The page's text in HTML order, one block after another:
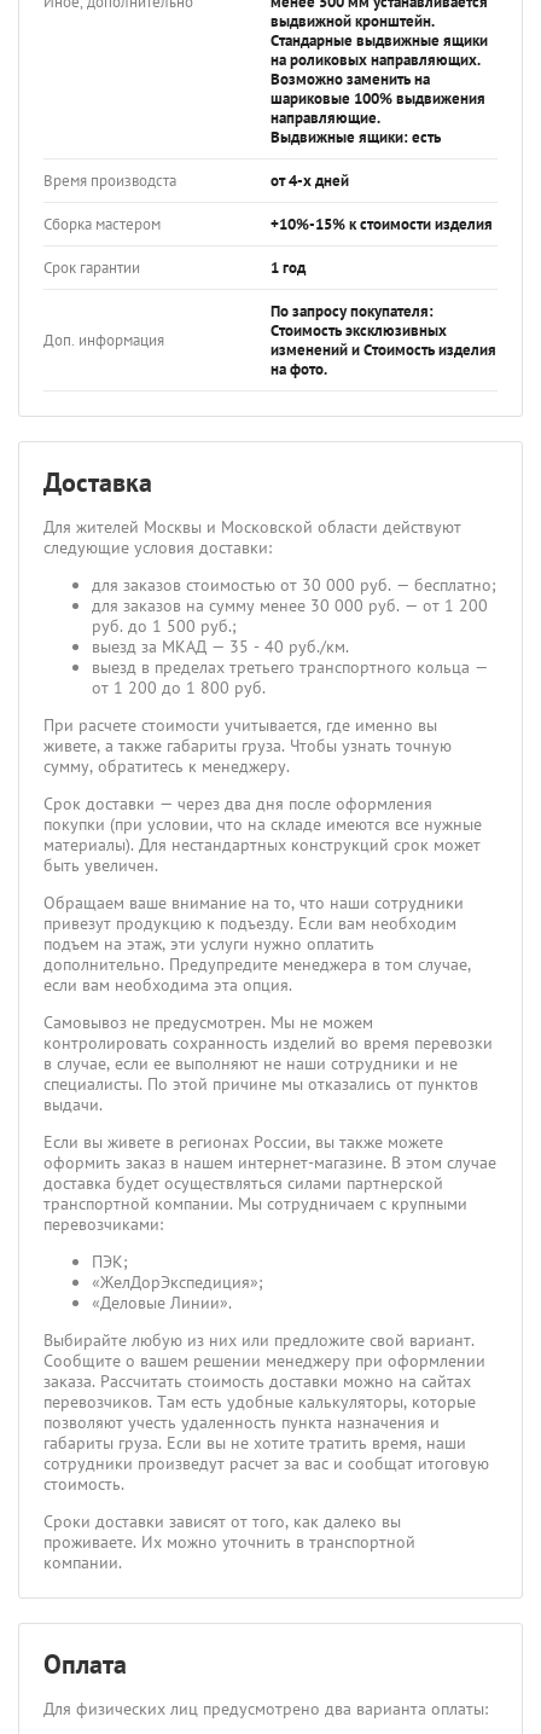
выдвижной кронштейн.
Стандарные выдвижные ящики
на роликовых направляющих.
Возможно заменить на
шариковые 100% выдвижения
направляющие.
Выдвижные ящики: есть
Время производста от 4-х дней
Сборка мастером +10%-15% к стоимости изделия
Срок гарантии 1 год
Доп. информация
По запросу покупателя:
Стоимость эксклюзивных
изменений и Стоимость изделия
на фото.
Доставка
Для жителей Москвы и Московской области действуют
следующие условия доставки:
для заказов стоимостью от 30 000 руб. — бесплатно;
для заказов на сумму менее 30 000 руб. — от 1 200
руб. до 1 500 руб.;
выезд за МКАД — 35 - 40 руб./км.
выезд в пределах третьего транспортного кольца —
от 1 200 до 1 800 руб.
При расчете стоимости учитывается, где именно вы
живете, а также габариты груза. Чтобы узнать точную
сумму, обратитесь к менеджеру.
Срок доставки — через два дня после оформления
покупки (при условии, что на складе имеются все нужные
материалы). Для нестандартных конструкций срок может
быть увеличен.
Обращаем ваше внимание на то, что наши сотрудники
привезут продукцию к подъезду. Если вам необходим
подъем на этаж, эти услуги нужно оплатить
дополнительно. Предупредите менеджера в том случае,
если вам необходима эта опция.
Самовывоз не предусмотрен. Мы не можем
контролировать сохранность изделий во время перевозки
в случае, если ее выполняют не наши сотрудники и не
специалисты. По этой причине мы отказались от пунктов
выдачи.
Если вы живете в регионах России, вы также можете
оформить заказ в нашем интернет-магазине. В этом случае
доставка будет осуществляться силами партнерской
транспортной компании. Мы сотрудничаем с крупными
перевозчиками:
ПЭК;
«ЖелДорЭкспедиция»;
«Деловые Линии».
Выбирайте любую из них или предложите свой вариант.
Сообщите о вашем решении менеджеру при оформлении
заказа. Рассчитать стоимость доставки можно на сайтах
перевозчиков. Там есть удобные калькуляторы, которые
позволяют учесть удаленность пункта назначения и
габариты груза. Если вы не хотите тратить время, наши
сотрудники произведут расчет за вас и сообщат итоговую
стоимость.
Сроки доставки зависят от того, как далеко вы
проживаете. Их можно уточнить в транспортной
компании.
Оплата
Для физических лиц предусмотрено два варианта оплаты: